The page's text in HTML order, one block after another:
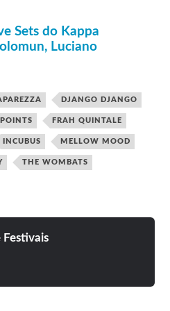
Sets do Kappa
Luciano
DJANGO DJANGO
FRAH QUINTALE
INCUBUS MELLOW MOOD
THE WOMBATS
Festivais